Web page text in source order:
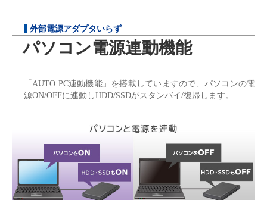
外部電源アダプタいらず
パソコン電源連動機能
「AUTO PC連動機能」を搭載していますので、パソコンの電
源ON/OFFに連動しHDD/SSDがスタンバイ/復帰します。